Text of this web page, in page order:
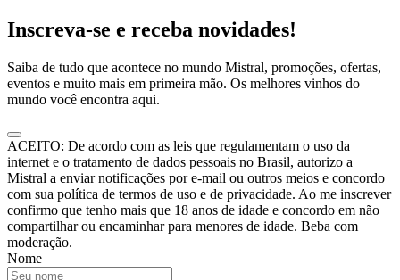
Inscreva-se e receba novidades!
Saiba de tudo que acontece no mundo Mistral, promoções, ofertas,
eventos e muito mais em primeira mão. Os melhores vinhos do
mundo você encontra aqui.
ACEITO: De acordo com as leis que regulamentam o uso da
internet e o tratamento de dados pessoais no Brasil, autorizo a
Mistral a enviar notificações por e-mail ou outros meios e concordo
com sua política de termos de uso e de privacidade. Ao me inscrever
confirmo que tenho mais que 18 anos de idade e concordo em não
compartilhar ou encaminhar para menores de idade. Beba com
moderação.
Nome